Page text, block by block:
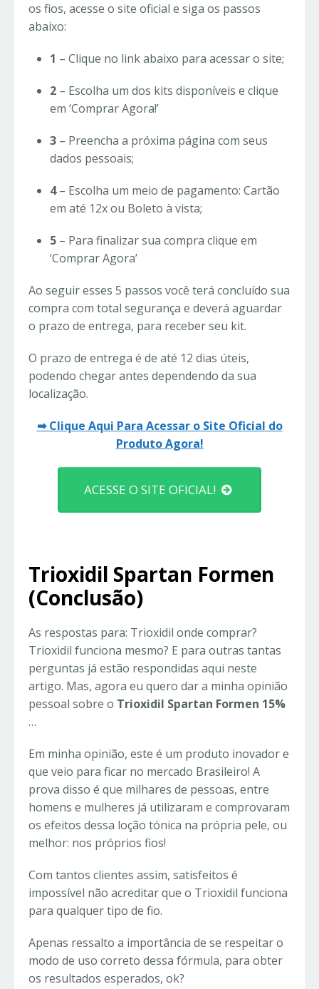
os fios, acesse o site oficial e siga os passos
abaixo:
1 – Clique no link abaixo para acessar o site;
2 – Escolha um dos kits disponíveis e clique
em ‘Comprar Agora!’
3 – Preencha a próxima página com seus
dados pessoais;
4– Escolha um meio de pagamento: Cartão
em até 12x ou Boleto à vista;
5 – Para finalizar sua compra clique em
‘Comprar Agora’
Ao seguir esses 5 passos você terá concluído sua
compra com total segurança e deverá aguardar
o prazo de entrega, para receber seu kit.
O prazo de entrega é de até 12 dias úteis,
podendo chegar antes dependendo da sua
localização.
➡ Clique Aqui Para Acessar o Site Oficial do
Produto Agora!
ACESSE O SITE OFICIAL!
Trioxidil Spartan Formen
(Conclusão)
As respostas para: Trioxidil onde comprar?
Trioxidil funciona mesmo? E para outras tantas
perguntas já estão respondidas aqui neste
artigo. Mas, agora eu quero dar a minha opinião
pessoal sobre o Trioxidil Spartan Formen 15%
…
Em minha opinião, este é um produto inovador e
que veio para ficar no mercado Brasileiro! A
prova disso é que milhares de pessoas, entre
homens e mulheres já utilizaram e comprovaram
os efeitos dessa loção tónica na própria pele, ou
melhor: nos próprios fios!
Com tantos clientes assim, satisfeitos é
impossível não acreditar que o Trioxidil funciona
para qualquer tipo de fio.
Apenas ressalto a importância de se respeitar o
modo de uso correto dessa fórmula, para obter
os resultados esperados, ok?